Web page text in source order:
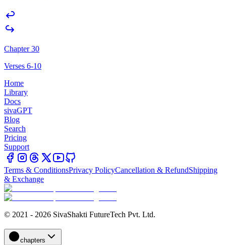
Chapter 30
Verses 6-10
Home
Library
Docs
sivaGPT
Blog
Search
Pricing
Support
Terms & ConditionsPrivacy PolicyCancellation & RefundShipping
& Exchange
© 2021 - 2026 SivaShakti FutureTech Pvt. Ltd.
chapters